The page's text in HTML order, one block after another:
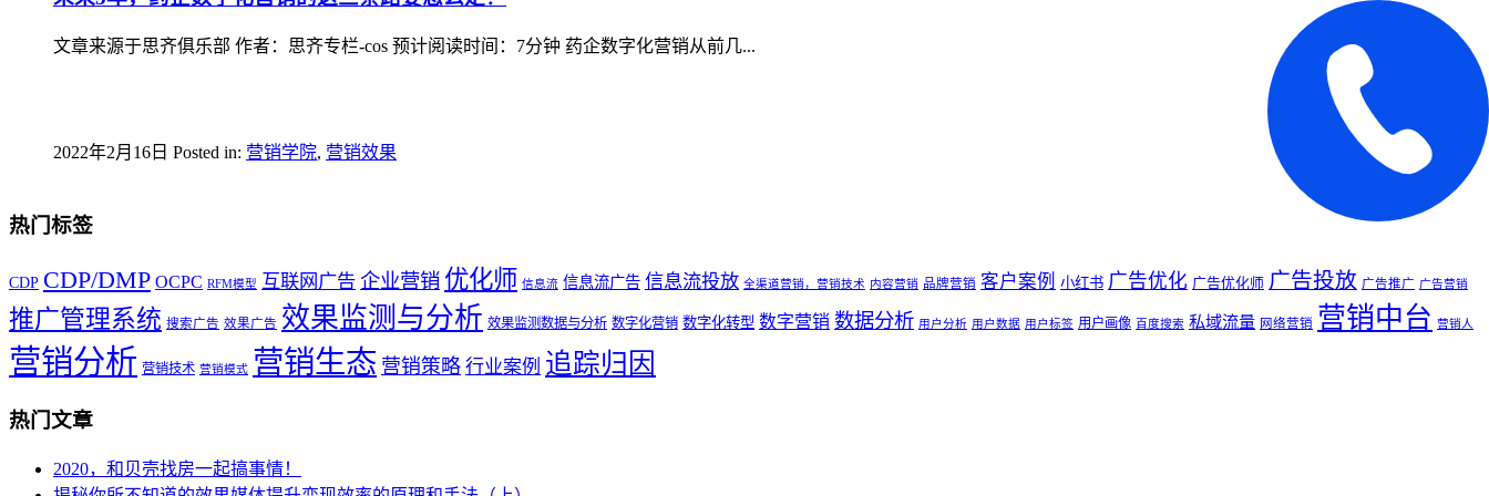
文章来源于思齐俱乐部 作者：思齐专栏-cos 预计阅读时间：7分钟 药企数字化营销从前几...
2022年2月16日 Posted in: 营销学院, 营销效果
热门标签
CDP CDP/DMP OCPC RFM模型 互联网广告 企业营销 优化师 信息流 信息流广告 信息流投放 全渠道营销，营销技术 内容营销 品牌营销 客户案例 小红书 广告优化 广告优化师 广告投放 广告推广 广告营销
推广管理系统 搜索广告 效果广告 效果监测与分析 效果监测数据与分析 数字化营销 数字化转型 数字营销 数据分析 用户分析 用户数据 用户标签 用户画像 百度搜索 私域流量 网络营销 营销中台 营销人
营销分析 营销技术 营销模式 营销生态 营销策略 行业案例 追踪归因
热门文章
2020，和贝壳找房一起搞事情！